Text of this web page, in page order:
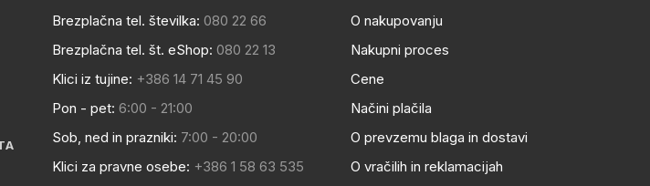
Brezplačna tel. številka: 080 22 66
Brezplačna tel. št. eShop: 080 22 13
Klici iz tujine: +386 14 71 45 90
Pon - pet: 6:00 - 21:00
Sob, ned in prazniki: 7:00 - 20:00
Klici za pravne osebe: +386 1 58 63 535
O nakupovanju
Nakupni proces
Cene
Načini plačila
O prevzemu blaga in dostavi
O vračilih in reklamacijah